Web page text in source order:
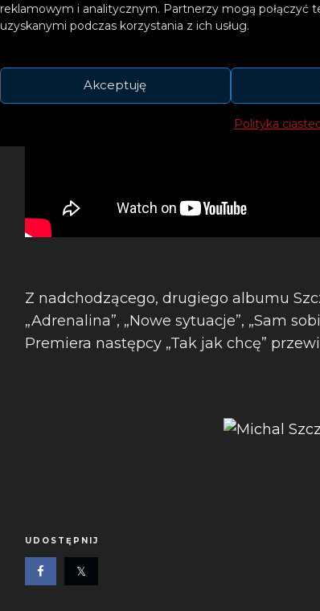
reklamowym i analitycznym. Partnerzy mogą
uzyskanymi podczas korzystania z ich usług.
Akceptuję
Polityka
Z nadchodzącego, drugiego albumu
„Adrenalina”, „Nowe sytuacje”, „Sam
Premiera następcy „Tak jak chcę”
UDOSTĘPNIJ